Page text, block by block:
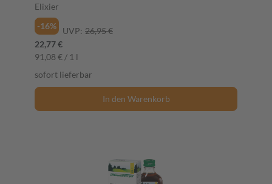
Elixier
-16%
UVP: 26,95 €
22,77 €
91,08 € / 1 l
sofort lieferbar
In den Warenkorb